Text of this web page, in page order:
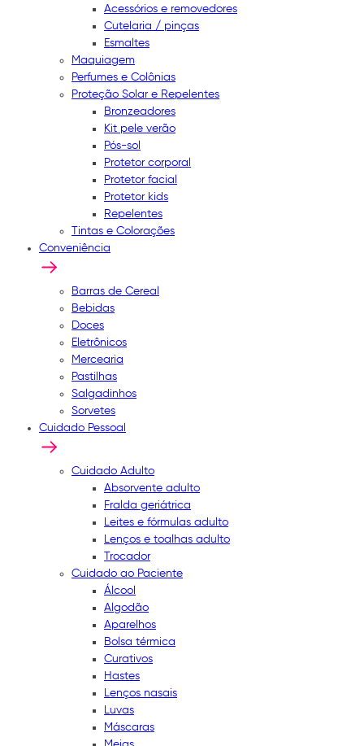
Acessórios e removedores
Cutelaria / pinças
Esmaltes
Maquiagem
Perfumes e Colônias
Proteção Solar e Repelentes
Bronzeadores
Kit pele verão
Pós-sol
Protetor corporal
Protetor facial
Protetor kids
Repelentes
Tintas e Colorações
Conveniência
Barras de Cereal
Bebidas
Doces
Eletrônicos
Mercearia
Pastilhas
Salgadinhos
Sorvetes
Cuidado Pessoal
Cuidado Adulto
Absorvente adulto
Fralda geriátrica
Leites e fórmulas adulto
Lenços e toalhas adulto
Trocador
Cuidado ao Paciente
Álcool
Algodão
Aparelhos
Bolsa térmica
Curativos
Hastes
Lenços nasais
Luvas
Máscaras